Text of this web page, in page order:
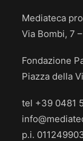
Mediateca
Via Bombi, 7
Fondazione
Piazza della
tel +39 0481
p.i.